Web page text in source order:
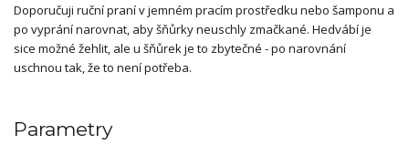
Doporučuji ruční praní v jemném pracím prostředku nebo šamponu a
po vyprání narovnat, aby šňůrky neuschly zmačkané. Hedvábí je
sice možné žehlit, ale u šňůrek je to zbytečné - po narovnání
uschnou tak, že to není potřeba.
Parametry